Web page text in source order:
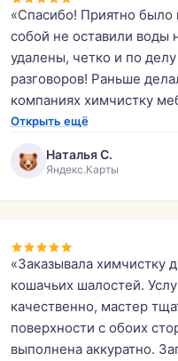
«Спасибо! Приятно было
собой не оставили воды
удалены, четко и по
разговоров! Раньше
компаниях химчистку
что-то шло не так.
Открыть ещё
Наталья С.
Яндекс.Карты
«Заказывала химчистку
кошачьих шалостей.
качественно, мастер
поверхности с обоих
выполнена аккуратно.